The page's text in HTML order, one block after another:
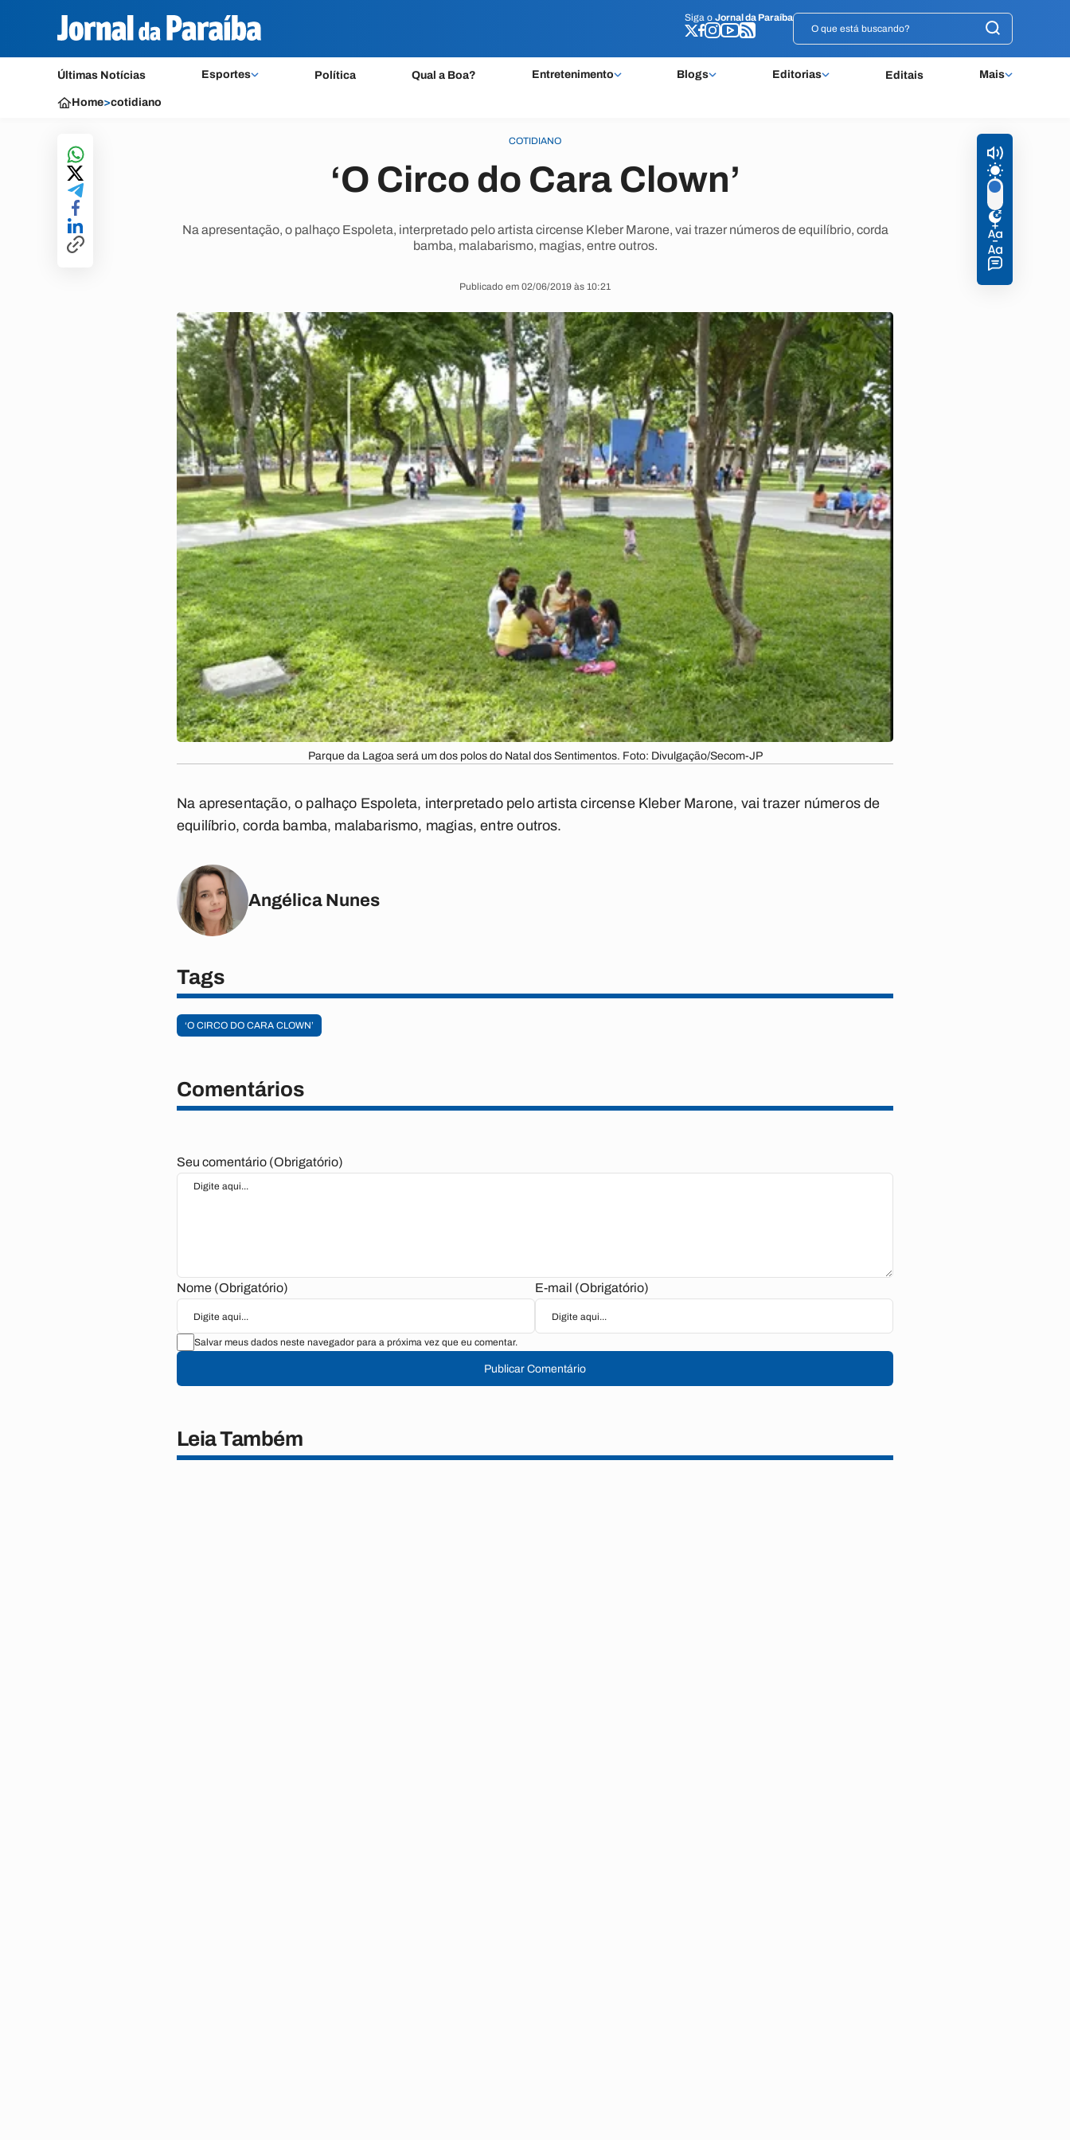
Siga o Jornal da Paraíba
Últimas Notícias Esportes Política Qual a Boa? Entretenimento Blogs Editorias Editais Mais
Siga o Jornal da Paraíba
Home>cotidiano
COTIDIANO
‘O Circo do Cara Clown’
Na apresentação, o palhaço Espoleta, interpretado pelo artista circense Kleber Marone, vai trazer números de equilíbrio, corda
bamba, malabarismo, magias, entre outros.
Publicado em 02/06/2019 às 10:21
Parque da Lagoa será um dos polos do Natal dos Sentimentos. Foto: Divulgação/Secom-JP
Na apresentação, o palhaço Espoleta, interpretado pelo artista circense Kleber Marone, vai trazer números de
equilíbrio, corda bamba, malabarismo, magias, entre outros.
Angélica Nunes
Tags
‘O CIRCO DO CARA CLOWN’
Comentários
Seu comentário (Obrigatório)
Nome (Obrigatório) E-mail (Obrigatório)
Salvar meus dados neste navegador para a próxima vez que eu comentar.
Publicar Comentário
Leia Também